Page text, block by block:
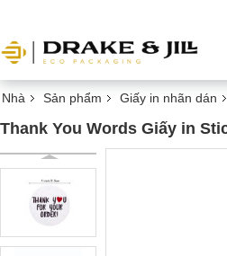
Nhà Sản phẩm Giấy in nhãn dán
Thank You Words Giấy in